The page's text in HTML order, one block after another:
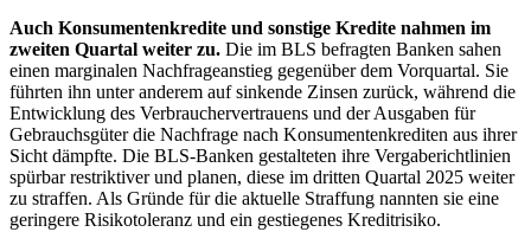
Auch Konsumentenkredite und sonstige Kredite nahmen im
zweiten Quartal weiter zu. Die im BLS befragten Banken sahen
einen marginalen Nachfrageanstieg gegenüber dem Vorquartal. Sie
führten ihn unter anderem auf sinkende Zinsen zurück, während die
Entwicklung des Verbrauchervertrauens und der Ausgaben für
Gebrauchsgüter die Nachfrage nach Konsumentenkrediten aus ihrer
Sicht dämpfte. Die BLS-Banken gestalteten ihre Vergaberichtlinien
spürbar restriktiver und planen, diese im dritten Quartal 2025 weiter
zu straffen. Als Gründe für die aktuelle Straffung nannten sie eine
geringere Risikotoleranz und ein gestiegenes Kreditrisiko.